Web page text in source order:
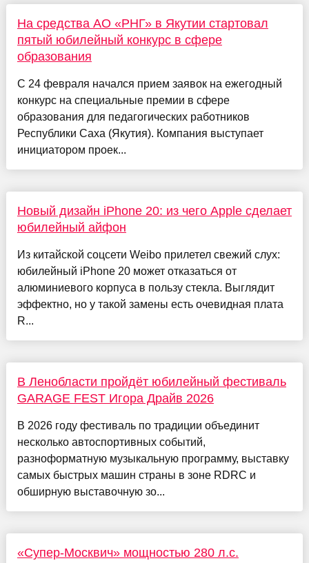
На средства АО «РНГ» в Якутии стартовал
пятый юбилейный конкурс в сфере
образования
С 24 февраля начался прием заявок на ежегодный
конкурс на специальные премии в сфере
образования для педагогических работников
Республики Саха (Якутия). Компания выступает
инициатором проек...
Новый дизайн iPhone 20: из чего Apple сделает
юбилейный айфон
Из китайской соцсети Weibo прилетел свежий слух:
юбилейный iPhone 20 может отказаться от
алюминиевого корпуса в пользу стекла. Выглядит
эффектно, но у такой замены есть очевидная плата
R...
В Ленобласти пройдёт юбилейный фестиваль
GARAGE FEST Игора Драйв 2026
В 2026 году фестиваль по традиции объединит
несколько автоспортивных событий,
разноформатную музыкальную программу, выставку
самых быстрых машин страны в зоне RDRC и
обширную выставочную зо...
«Супер-Москвич» мощностью 280 л.с.